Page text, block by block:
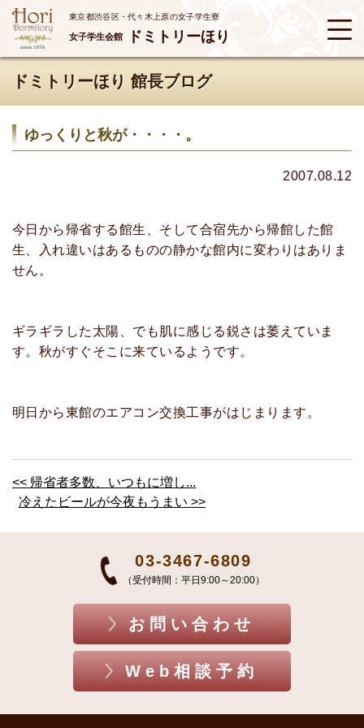
東京都渋谷区・代々木上原の女子学生寮
女子学生会館 ドミトリーほり
ドミトリーほり 館長ブログ
ゆっくりと秋が・・・・。
2007.08.12
今日から帰省する館生、そして合宿先から帰館した館
生、入れ違いはあるものの静かな館内に変わりはありま
せん。
ギラギラした太陽、でも肌に感じる鋭さは萎えていま
す。秋がすぐそこに来ているようです。
明日から東館のエアコン交換工事がはじまります。
<< 帰省者多数、いつもに増し...
冷えたビールが今夜もうまい >>
03-3467-6809
（受付時間：平日9:00～20:00）
お問い合わせ
Web相談予約